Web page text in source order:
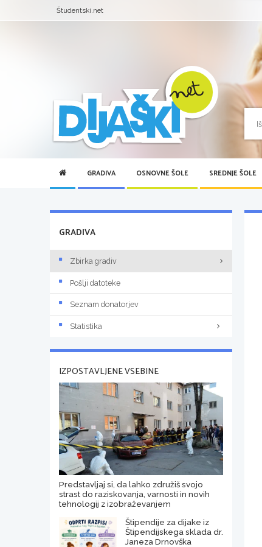
Študentski.net
GRADIVA OSNOVNE ŠOLE SREDNJE ŠOLE
GRADIVA
Zbirka gradiv
Pošlji datoteke
Seznam donatorjev
Statistika
IZPOSTAVLJENE VSEBINE
Predstavljaj si, da lahko združiš svojo
strast do raziskovanja, varnosti in novih
tehnologij z izobraževanjem
Štipendije za dijake iz
Štipendijskega sklada dr.
Janeza Drnovška